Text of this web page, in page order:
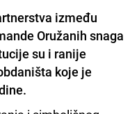
između
Oružanih snaga
su i ranije
koje je